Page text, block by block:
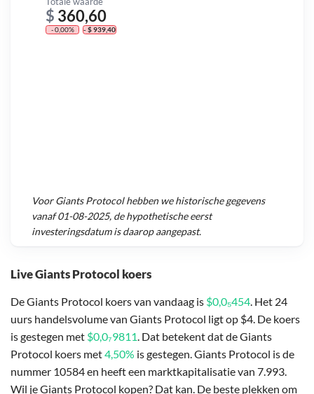
Live Giants Protocol koers
De Giants Protocol koers van vandaag is $0,0₅454. Het 24
uurs handelsvolume van Giants Protocol ligt op $4. De koers
is gestegen met $0,0₇9811. Dat betekent dat de Giants
Protocol koers met4,50% is gestegen. Giants Protocol is de
nummer 10584 en heeft een marktkapitalisatie van 7.993.
Wil je Giants Protocol kopen? Dat kan. De beste plekken om
$ 360,60
- 0,00% - $ 939,40
VoorGiants Protocolhebben we historische gegevens
vanaf01-08-2025, de hypothetische eerst
investeringsdatum is daarop aangepast.